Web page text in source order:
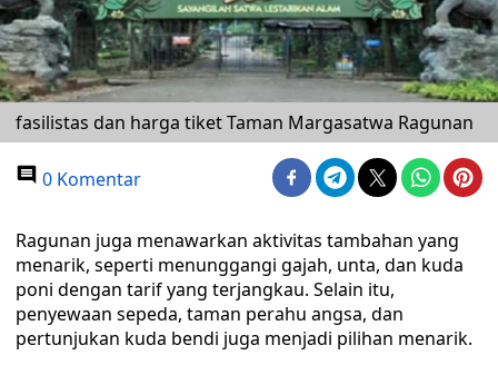
fasilistas dan harga tiket Taman Margasatwa Ragunan
0 Komentar
Ragunan juga menawarkan aktivitas tambahan yang
menarik, seperti menunggangi gajah, unta, dan kuda
poni dengan tarif yang terjangkau. Selain itu,
penyewaan sepeda, taman perahu angsa, dan
pertunjukan kuda bendi juga menjadi pilihan menarik.